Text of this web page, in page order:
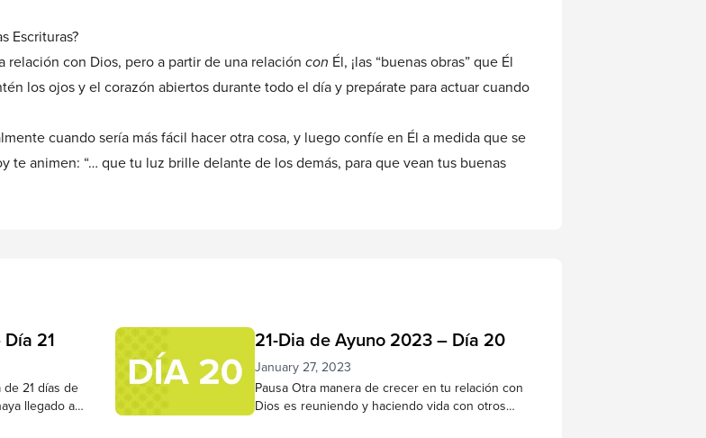
Escrituras?
relación con Dios, pero a partir de una relación con Él, ¡las “buenas obras” que Él
los ojos y el corazón abiertos durante todo el día y prepárate para actuar cuando
cuando sería más fácil hacer otra cosa, y luego confíe en Él a medida que se
te animen: “… que tu luz brille delante de los demás, para que vean tus buenas
21
de 21 días de
llegado a
21-Dia de Ayuno 2023 – Día 20
January 27, 2023
Pausa Otra manera de crecer en tu relación con
Dios es reuniendo y haciendo vida con otros